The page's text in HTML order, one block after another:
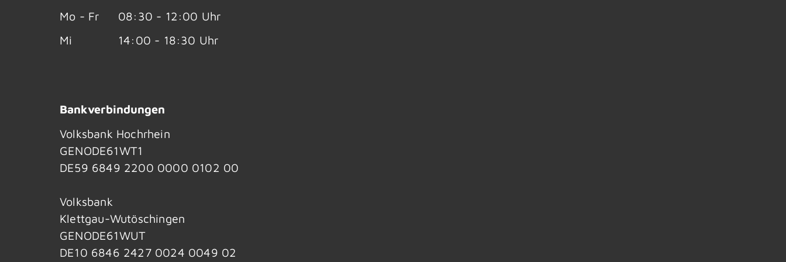
Mo - Fr
08:30 - 12:00 Uhr
Mi
14:00 - 18:30 Uhr
Bankverbindungen
Volksbank Hochrhein
GENODE61WT1
DE59 6849 2200 0000 0102 00
Volksbank
Klettgau-Wutöschingen
GENODE61WUT
DE10 6846 2427 0024 0049 02